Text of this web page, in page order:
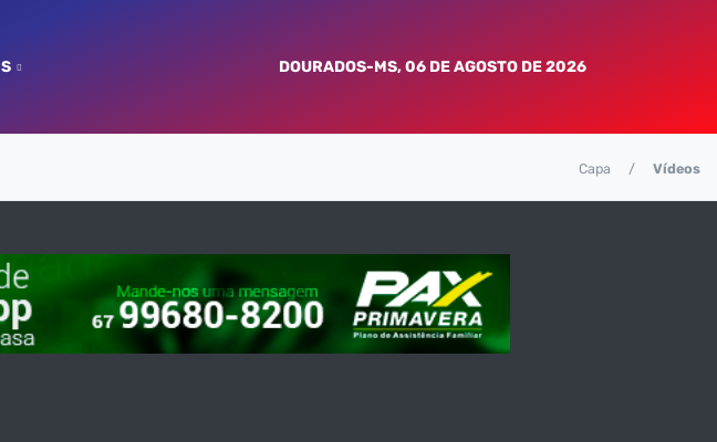
DOURADOS-MS, 06 DE AGOSTO DE 2026
Capa Vídeos